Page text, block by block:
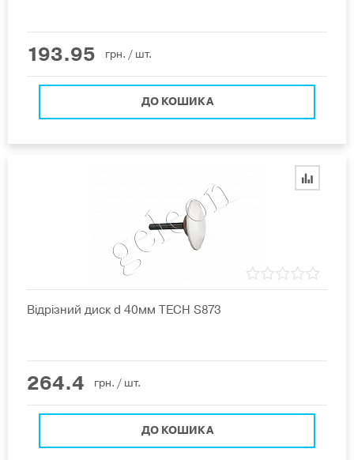
193.95 грн. / шт.
ДО КОШИКА
Відрізний диск d 40мм TECH S873
264.4 грн. / шт.
ДО КОШИКА